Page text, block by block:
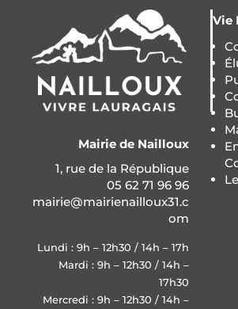
Mairie de Nailloux
1, rue de la République
05 62 71 96 96
mairie@mairienailloux31.c
om
Lundi : 9h – 12h30 / 14h – 17h
Mardi : 9h – 12h30 / 14h –
17h30
Mercredi : 9h – 12h30 / 14h –
Vie